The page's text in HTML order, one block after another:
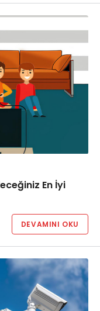
En İyi
DEVAMINI OKU